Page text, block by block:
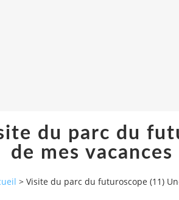
du parc du
de mes
> Visite du parc du futuroscope (11)